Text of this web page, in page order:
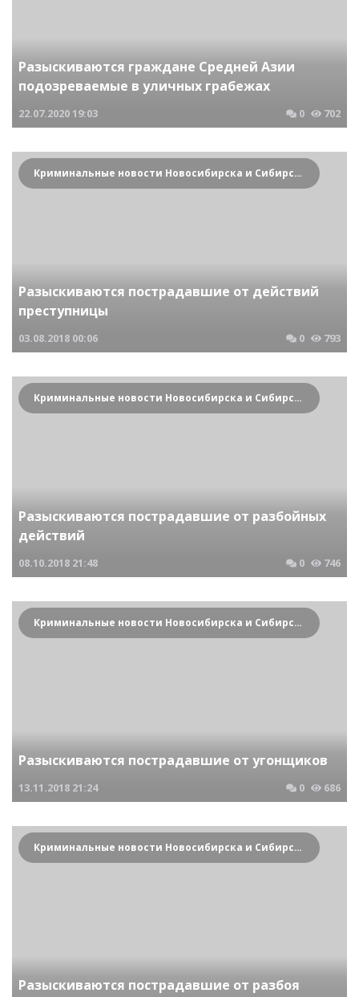
Разыскиваются граждане Средней Азии
подозреваемые в уличных грабежах
22.07.202019:03 0 702
Криминальные новости Новосибирска и Сибирского региона
Разыскиваются пострадавшие от действий
преступницы
03.08.2018 00:06 0 793
Криминальные новости Новосибирска и Сибирского региона
Разыскиваются пострадавшие от разбойных
действий
08.10.2018 21:48 0 746
Криминальные новости Новосибирска и Сибирского региона
Разыскиваются пострадавшие от угонщиков
13.11.2018 21:24 0 686
Криминальные новости Новосибирска и Сибирского региона
Разыскиваются пострадавшие от разбоя